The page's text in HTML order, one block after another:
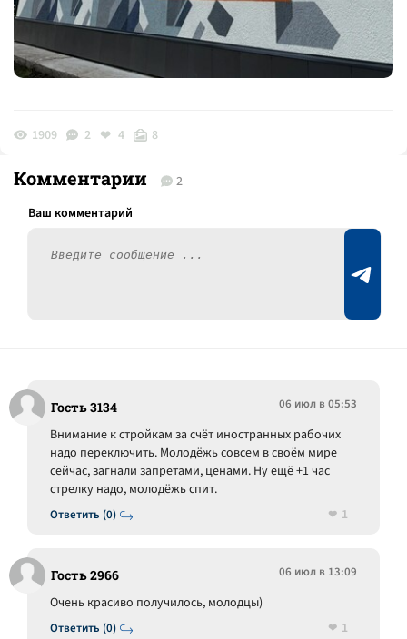
1909 2 4 8
Комментарии 2
Гость 3134 06 июл в 05:53
Ответить (0)
Внимание к стройкам за счёт иностранных рабочих
надо переключить. Молодёжь совсем в своём мире
сейчас, загнали запретами, ценами. Ну ещё +1 час
стрелку надо, молодёжь спит.
1
Гость 2966 06 июл в 13:09
Ответить (0)
Очень красиво получилось, молодцы)
1